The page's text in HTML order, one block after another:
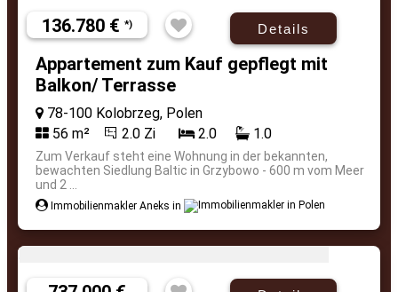
136.780 € *) Details
Appartement zum Kauf gepflegt mit
Balkon/ Terrasse
78-100 Kolobrzeg, Polen
56 m²
2.0 Zi 2.0 1.0
Zum Verkauf steht eine Wohnung in der bekannten,
bewachten Siedlung Baltic in Grzybowo - 600 m vom Meer
und 2 ...
Immobilienmakler Aneks in